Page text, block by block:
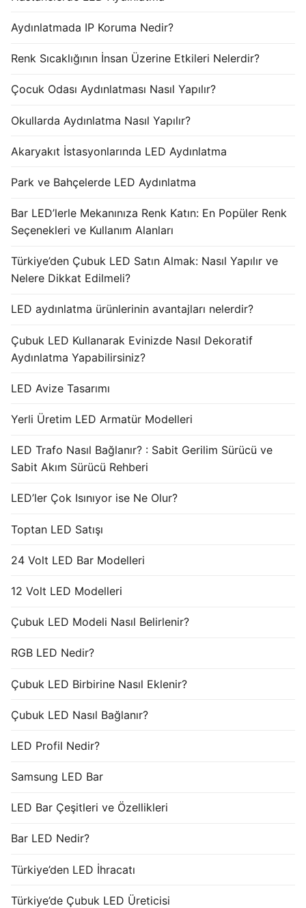
Aydınlatmada IP Koruma Nedir?
Renk Sıcaklığının İnsan Üzerine Etkileri Nelerdir?
Çocuk Odası Aydınlatması Nasıl Yapılır?
Okullarda Aydınlatma Nasıl Yapılır?
Akaryakıt İstasyonlarında LED Aydınlatma
Park ve Bahçelerde LED Aydınlatma
Bar LED’lerle Mekanınıza Renk Katın: En Popüler Renk
Seçenekleri ve Kullanım Alanları
Türkiye’den Çubuk LED Satın Almak: Nasıl Yapılır ve
Nelere Dikkat Edilmeli?
LED aydınlatma ürünlerinin avantajları nelerdir?
Çubuk LED Kullanarak Evinizde Nasıl Dekoratif
Aydınlatma Yapabilirsiniz?
LED Avize Tasarımı
Yerli Üretim LED Armatür Modelleri
LED Trafo Nasıl Bağlanır? : Sabit Gerilim Sürücü ve
Sabit Akım Sürücü Rehberi
LED’ler Çok Isınıyor ise Ne Olur?
Toptan LED Satışı
24 Volt LED Bar Modelleri
12 Volt LED Modelleri
Çubuk LED Modeli Nasıl Belirlenir?
RGB LED Nedir?
Çubuk LED Birbirine Nasıl Eklenir?
Çubuk LED Nasıl Bağlanır?
LED Profil Nedir?
Samsung LED Bar
LED Bar Çeşitleri ve Özellikleri
Bar LED Nedir?
Türkiye’den LED İhracatı
Türkiye’de Çubuk LED Üreticisi